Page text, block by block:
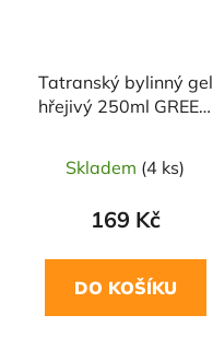
Tatranský bylinný gel
hřejivý 250ml GREEN
Skladem (4 ks)
169 Kč
DO KOŠÍKU